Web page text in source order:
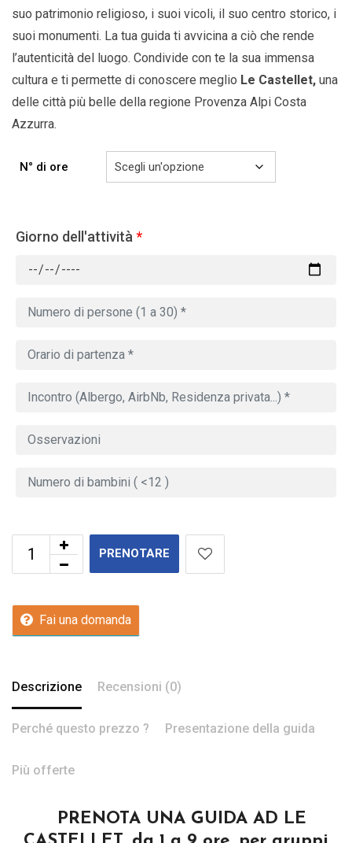
suo patrimonio religioso, i suoi vicoli, il suo centro storico, i
suoi monumenti. La tua guida ti avvicina a ciò che rende
l’autenticità del luogo. Condivide con te la sua immensa
cultura e ti permette di conoscere meglio Le Castellet, una
delle città più belle della regione Provenza Alpi Costa
Azzurra.
N° di ore
Giorno dell'attività *
PRENOTARE
Fai una domanda
Descrizione Recensioni (0)
Perché questo prezzo ? Presentazione della guida
Più offerte
PRENOTA UNA GUIDA AD LE